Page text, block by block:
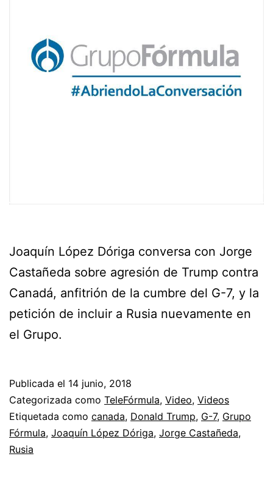
Joaquín López Dóriga conversa con Jorge
Castañeda sobre agresión de Trump contra
Canadá, anfitrión de la cumbre del G-7, y la
petición de incluir a Rusia nuevamente en
el Grupo.
Publicada el 14 junio, 2018
Categorizada como TeleFórmula, Video, Videos
Etiquetada como canada, Donald Trump, G-7, Grupo
Fórmula, Joaquín López Dóriga, Jorge Castañeda,
Rusia